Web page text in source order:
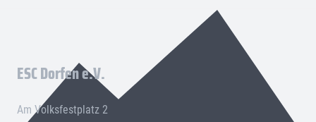
ESC Dorfen e.V.
Am Volksfestplatz 2